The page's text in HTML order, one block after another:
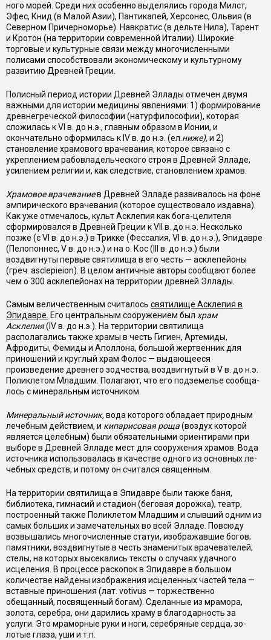
ного морей. Среди них особенно выделялись города Милст,
Эфес, Книд (в Малой Азии), Пантикапей, Херсонес, Ольвия (в
Северном Причерномо­рье). Навкратис (в дельте Нила), Тарент
и Кротон (на территории современ­ной Италии). Широкие
торговые и культурные связи между многочисленны­ми
полисами способствовали экономическому и культурному
развитию Древ­ней Греции.
Полисный период истории Древней Эллады отмечен двумя
важными для истории медицины явлениями: 1) формирование
древнегреческой философии (натурфилософии), которая
сложилась к VI в. до н.э., главным образом в Ионии, и
окончательно оформилась к IV в. до н.э. (ел. ниже),и 2)
становле­ние храмового врачевания, которое связано с
укреплением рабовладельческого строя в Древней Элладе,
усилением религии и, как следствие, становлением храмов.
Храмовое врачеваниев Древней Элладе развивалось на фоне
эмпириче­ского врачевания (которое существовало издавна).
Как уже отмечалось, культ Асклепия как бога-целителя
сформировался в Древней Греции к VII в. до н.э. Несколько
позже (с VI в. до н.э.) в Трикке (Фессалия, VI в. до н.э.), Эпидавре
(Пелопоннес, V в. до н.э.) и на о. Кос (III в. до н.э.) были
воздвигнуты первые святилища в его честь — асклепейоны
(греч. asclepieion). В целом ан­тичные авторы сообщают более
чем о 300 асклепейонах на территории древней Эллады.
Самым величественным считалось святилище Асклепия в
Эпидавре. Его центральным сооружением был храм
Асклепия(IV в. до н.э.). На территории святилища
располагались также храмы в честь Гигиен, Артемиды,
Афродиты, Фемиды и Аполлона, большой жертвенник для
приношений и круглый храм Фолос — выдающееся
произведение древнего зодчества, воздвигнутый в V в. до н.э.
Поликлетом Младшим. Полагают, что его подземелье сообща­
лось с минеральным источником.
Минеральный источник,вода которого обладает природным
лечебным действием, и кипарисовая роща(воздух которой
является целебным) были обязательными ориентирами при
выборе в Древней Элладе мест для сооруже­ния храмов. Вода
источника использовалась в качестве одного из основных ле­
чебных средств, и потому он считался священным.
На территории святилища в Эпидавре были также баня,
библиотека, гимнасий и стадион (беговая дорожка), театр,
построенный также Поликлетом Младшим и слывший одним из
самых больших и замечательных во всей Элла­де. Повсюду
возвышались многочисленные статуи, изображавшие богов;
па­мятники, воздвигнутые в честь знаменитых врачевателей;
стелы, на которых высекались тексты о случаях удачного
исцеления. В процессе раскопок в Эпи­давре в большом
количестве найдены изображения исцеленных частей тела —
вставные приношения (лат. votivus — торжественно
обещанный, посвящен­ный богам). Сделанные из мрамора,
золота, серебра, они дарились храму в благодарность за
услуги. Это мраморные руки и ноги, серебряные сердца, зо­
лотые глаза, уши и т.п.